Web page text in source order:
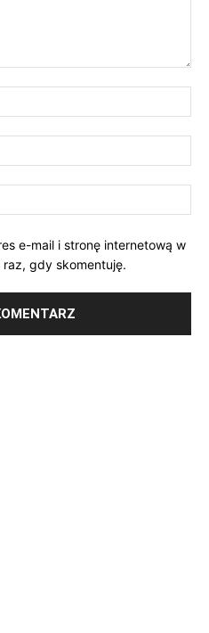
e-mail i stronę internetową w
gdy skomentuję.